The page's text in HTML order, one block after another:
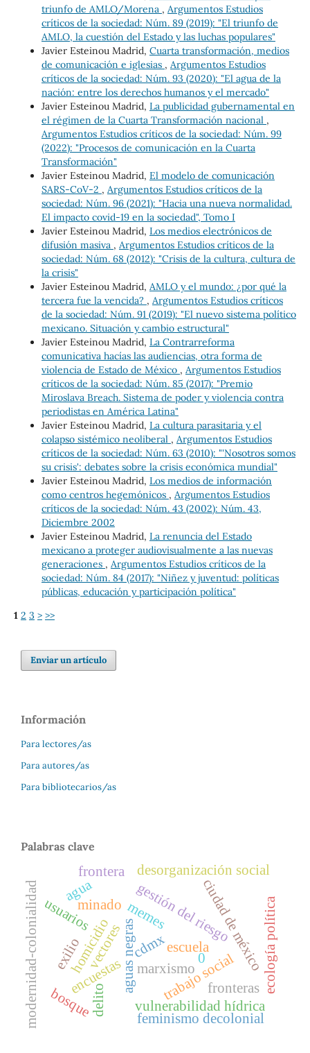
triunfo de AMLO/Morena , Argumentos Estudios
críticos de la sociedad: Núm. 89 (2019): "El triunfo de
AMLO, la cuestión del Estado y las luchas populares"
Javier Esteinou Madrid, Cuarta transformación, medios
de comunicación e iglesias , Argumentos Estudios
críticos de la sociedad: Núm. 93 (2020): "El agua de la
nación: entre los derechos humanos y el mercado"
Javier Esteinou Madrid, La publicidad gubernamental en
el régimen de la Cuarta Transformación nacional ,
Argumentos Estudios críticos de la sociedad: Núm. 99
(2022): "Procesos de comunicación en la Cuarta
Transformación"
Javier Esteinou Madrid, El modelo de comunicación
SARS-CoV-2 , Argumentos Estudios críticos de la
sociedad: Núm. 96 (2021): "Hacia una nueva normalidad.
El impacto covid-19 en la sociedad", Tomo I
Javier Esteinou Madrid, Los medios electrónicos de
difusión masiva , Argumentos Estudios críticos de la
sociedad: Núm. 68 (2012): "Crisis de la cultura, cultura de
la crisis"
Javier Esteinou Madrid, AMLO y el mundo: ¿por qué la
tercera fue la vencida? , Argumentos Estudios críticos
de la sociedad: Núm. 91 (2019): "El nuevo sistema político
mexicano. Situación y cambio estructural"
Javier Esteinou Madrid, La Contrarreforma
comunicativa hacías las audiencias, otra forma de
violencia de Estado de México , Argumentos Estudios
críticos de la sociedad: Núm. 85 (2017): "Premio
Miroslava Breach. Sistema de poder y violencia contra
periodistas en América Latina"
Javier Esteinou Madrid, La cultura parasitaria y el
colapso sistémico neoliberal , Argumentos Estudios
críticos de la sociedad: Núm. 63 (2010): "'Nosotros somos
su crisis': debates sobre la crisis económica mundial"
Javier Esteinou Madrid, Los medios de información
como centros hegemónicos , Argumentos Estudios
críticos de la sociedad: Núm. 43 (2002): Núm. 43,
Diciembre 2002
Javier Esteinou Madrid, La renuncia del Estado
mexicano a proteger audiovisualmente a las nuevas
generaciones , Argumentos Estudios críticos de la
sociedad: Núm. 84 (2017): "Niñez y juventud: políticas
públicas, educación y participación política"
1 2 3 > >>
Enviar un artículo
Información
Para lectores/as
Para autores/as
Para bibliotecarios/as
Palabras clave
marxismo
homicidio
gestión del riesgo
aguas negras
usuarios
encuestas
memes ciudad de méxico
desorganización social
cdmx
delito vulnerabilidad hídrica
minado
bosque
ecología política
agua
trabajo social
modernidad-colonialidad vectores
feminismo decolonial
escuela
frontera
exilio
fronteras
0